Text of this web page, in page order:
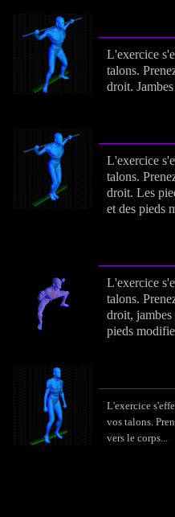
L'exercice
talons.
droit.
L'exercice
talons.
droit. Les
et des pieds
L'exercice
talons.
droit, jambes
pieds
L'exercice
vos talons.
vers le corps...